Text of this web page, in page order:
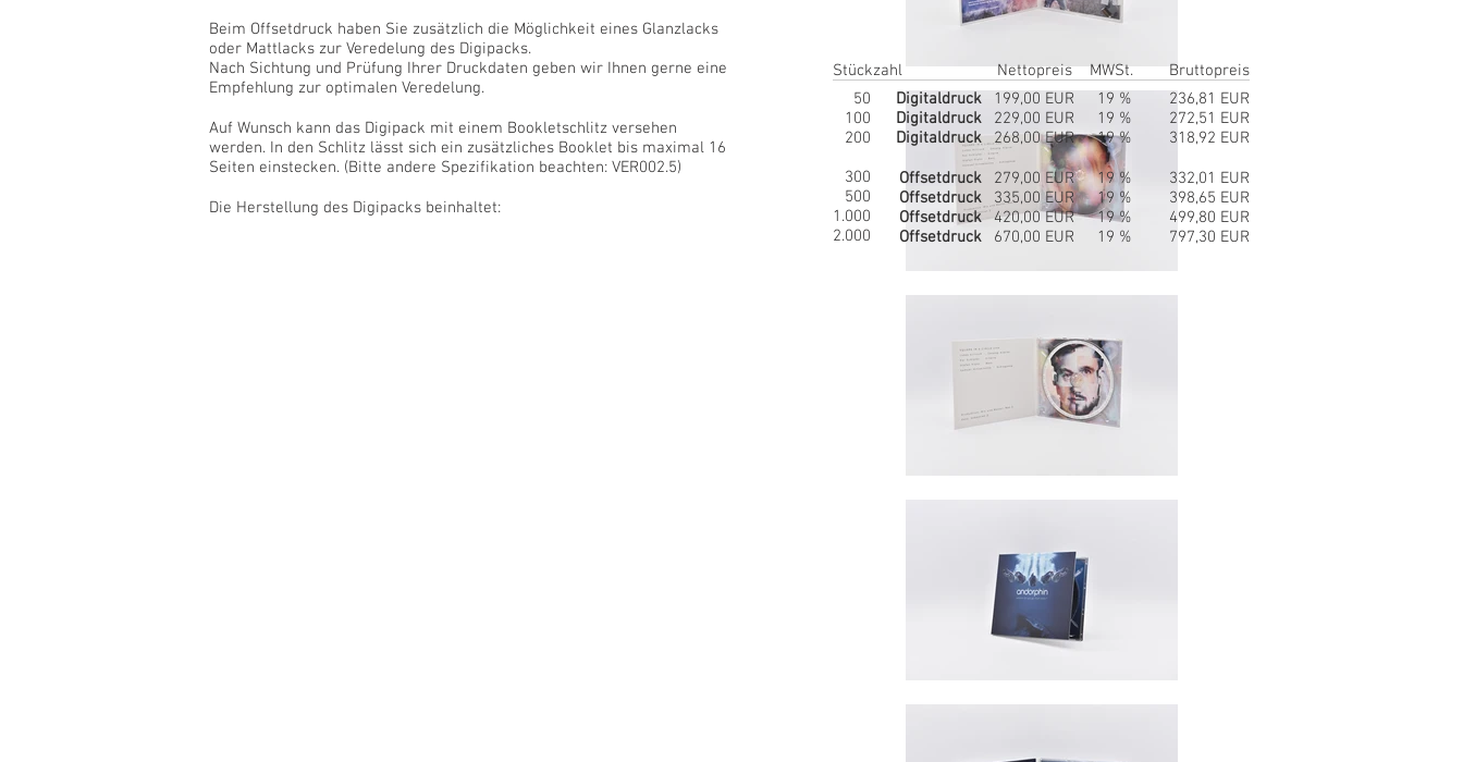
Beim Offsetdruck haben Sie zusätzlich die Möglichkeit eines Glanzlacks
oder Mattlacks zur Veredelung des Digipacks.
Nach Sichtung und Prüfung Ihrer Druckdaten geben wir Ihnen gerne eine
Empfehlung zur optimalen Veredelung.
Auf Wunsch kann das Digipack mit einem Bookletschlitz versehen
werden. In den Schlitz lässt sich ein zusätzliches Booklet bis maximal 16
Seiten einstecken. (Bitte andere Spezifikation beachten: VER002.5)
Die Herstellung des Digipacks beinhaltet:
Stückzahl Nettopreis MWSt.
Bruttopreis
50
100
200
300
500
1.000
2.000
Digitaldruck
Digitaldruck
Digitaldruck
Offsetdruck
Offsetdruck
Offsetdruck
Offsetdruck
199,00 EUR
229,00 EUR
268,00 EUR
279,00 EUR
335,00 EUR
420,00 EUR
670,00 EUR
19 %
19 %
19 %
19 %
19 %
19 %
19 %
236,81 EUR
272,51 EUR
318,92 EUR
332,01 EUR
398,65 EUR
499,80 EUR
797,30 EUR